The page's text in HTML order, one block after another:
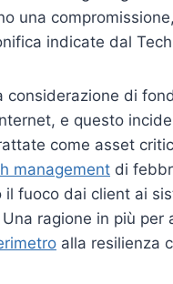
una
indicate dal
considerazione di
e questo
come asset
management di
fuoco dai client ai
ragione in più
alla resilienza